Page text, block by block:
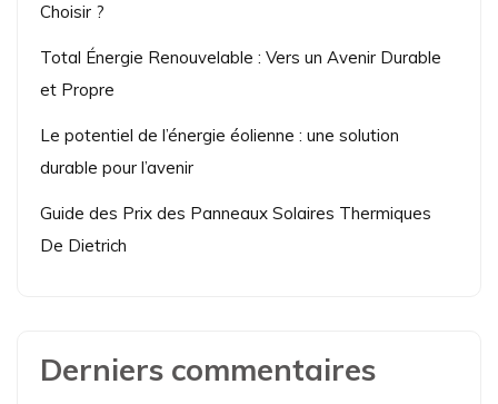
Choisir ?
Total Énergie Renouvelable : Vers un Avenir Durable
et Propre
Le potentiel de l’énergie éolienne : une solution
durable pour l’avenir
Guide des Prix des Panneaux Solaires Thermiques
De Dietrich
Derniers commentaires